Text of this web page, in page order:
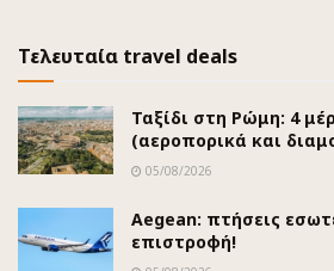
Τελευταία travel deals
Ταξίδι στη Ρώμη: 4
(αεροπορικά και
05/08/2026
Aegean: πτήσεις
επιστροφή!